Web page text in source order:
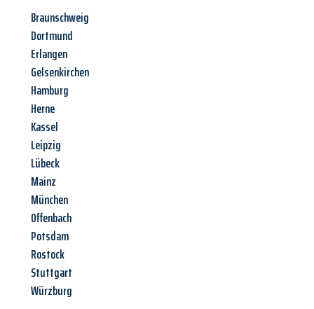
Braunschweig
Dortmund
Erlangen
Gelsenkirchen
Hamburg
Herne
Kassel
Leipzig
Lübeck
Mainz
München
Offenbach
Potsdam
Rostock
Stuttgart
Würzburg